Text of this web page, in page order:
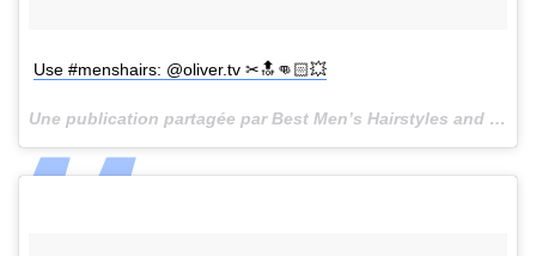
Use #menshairs: @oliver.tv ✂🔝👊🏻💥
Une publication partagée par Best Men’s Hairstyles and Cuts (@menshairs) le